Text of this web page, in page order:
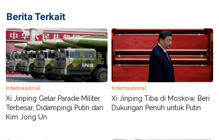
L
A
N
G
G
A
N
A
N
C
E
T
A
K
I
N
E
R
J
A
E
M
I
T
E
N
Berita Terkait
Internasional
Xi Jinping Gelar Parade Militer
Terbesar, Didampingi Putin dan
Kim Jong Un
Internasional
Xi Jinping Tiba di Moskow, Beri
Dukungan Penuh untuk Putin